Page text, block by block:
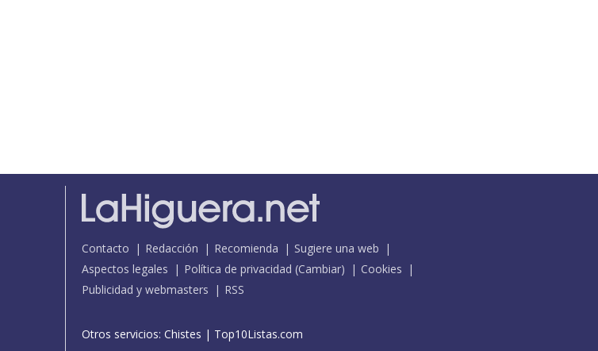
Contacto Redacción Recomienda
Sugiere una web
Aspectos legales
Política de privacidad (Cambiar)
Cookies
Publicidad y webmasters
RSS
Otros servicios: Chistes | Top10Listas.com